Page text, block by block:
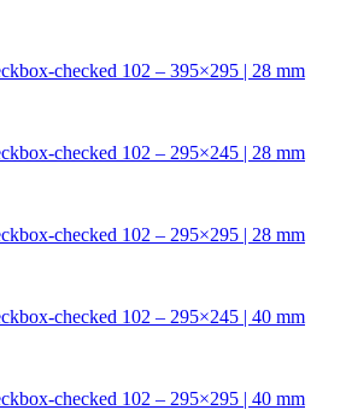
102 – 395×295 | 28 mm
102 – 295×245 | 28 mm
102 – 295×295 | 28 mm
102 – 295×245 | 40 mm
102 – 295×295 | 40 mm